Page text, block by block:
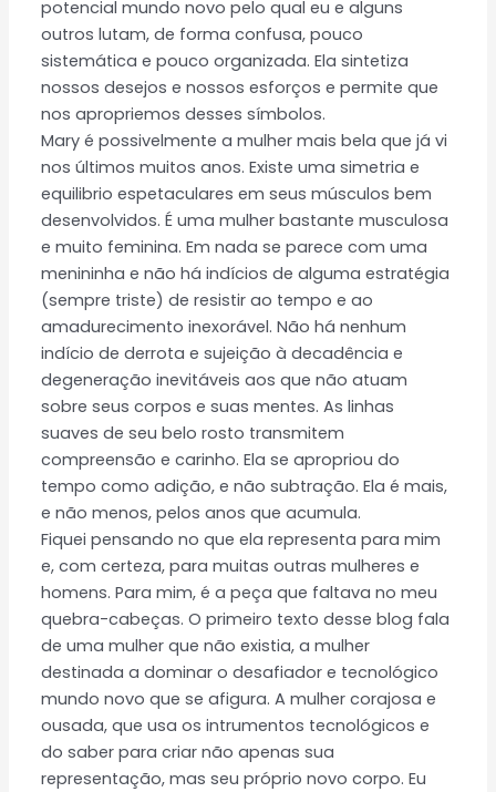
potencial mundo novo pelo qual eu e alguns
outros lutam, de forma confusa, pouco
sistemática e pouco organizada. Ela sintetiza
nossos desejos e nossos esforços e permite que
nos apropriemos desses símbolos.
Mary é possivelmente a mulher mais bela que já vi
nos últimos muitos anos. Existe uma simetria e
equilibrio espetaculares em seus músculos bem
desenvolvidos. É uma mulher bastante musculosa
e muito feminina. Em nada se parece com uma
menininha e não há indícios de alguma estratégia
(sempre triste) de resistir ao tempo e ao
amadurecimento inexorável. Não há nenhum
indício de derrota e sujeição à decadência e
degeneração inevitáveis aos que não atuam
sobre seus corpos e suas mentes. As linhas
suaves de seu belo rosto transmitem
compreensão e carinho. Ela se apropriou do
tempo como adição, e não subtração. Ela é mais,
e não menos, pelos anos que acumula.
Fiquei pensando no que ela representa para mim
e, com certeza, para muitas outras mulheres e
homens. Para mim, é a peça que faltava no meu
quebra-cabeças. O primeiro texto desse blog fala
de uma mulher que não existia, a mulher
destinada a dominar o desafiador e tecnológico
mundo novo que se afigura. A mulher corajosa e
ousada, que usa os intrumentos tecnológicos e
do saber para criar não apenas sua
representação, mas seu próprio novo corpo. Eu